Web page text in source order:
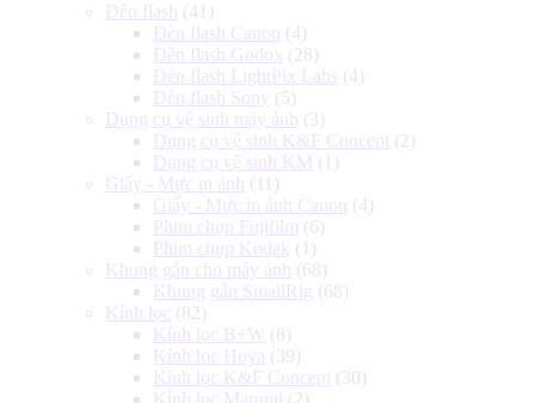
Đèn flash
(41)
Đèn flash Canon
(4)
Đèn flash Godox (28)
Đèn flash LightPix Labs (4)
Đèn flash Sony (5)
Dụng cụ vệ sinh máy ảnh
(3)
Dụng cụ vệ sinh K&F Concept (2)
Dụng cụ vệ sinh KM (1)
Giấy - Mực in ảnh
(11)
Giấy - Mực in ảnh Canon
(4)
Phim chụp Fujifilm (6)
Phim chụp Kodak (1)
Khung gắn cho máy ảnh
(68)
Khung gắn SmallRig (68)
Kính lọc (82)
Kính lọc B+W (8)
Kính lọc Hoya (39)
Kính lọc K&F Concept (30)
Kính lọc Marumi (2)